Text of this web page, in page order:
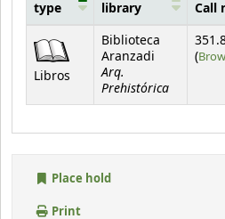
type
library
Call
Libros
Biblioteca
Aranzadi
Arq.
Prehistórica
(
Place hold
Print